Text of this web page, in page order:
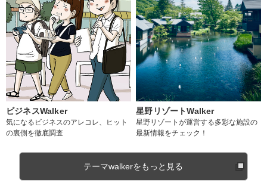
ビジネスWalker
気になるビジネスのアレコレ、ヒット
の裏側を徹底調査
星野リゾートWalker
星野リゾートが運営する多彩な施設の
最新情報をチェック！
テーマwalkerをもっと見る